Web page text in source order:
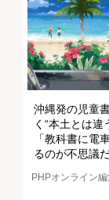
沖縄発の児童
く“本土とは違
「教科書に電
るのが不思議だ
PHPオンライン